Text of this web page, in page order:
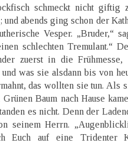
schmeckt nicht giftig
und abends ging schon der
Vesper. „Bruder,“
schlechten Tremulant.“
zuerst in die
was sie alsdann bis von
das wollten sie tun. Als
Grünen Baum nach Hause
es nicht. Denn der
seinem Herrn.
Euch auf eine Tridenter